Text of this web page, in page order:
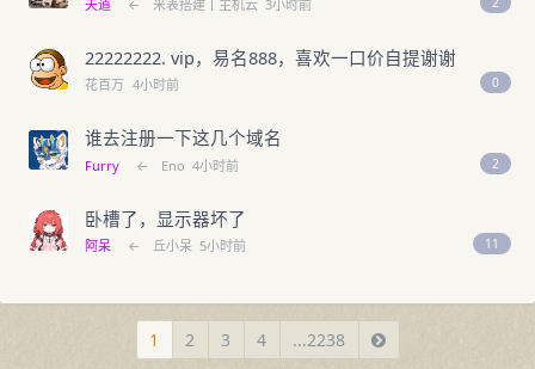
天道 ← 米表搭建丨主机云 3小时前
22222222. vip，易名888，喜欢一口价自提谢谢
花百万 4小时前 0
谁去注册一下这几个域名
Furry ← Eno 4小时前 2
卧槽了，显示器坏了
阿呆 ← 丘小呆 5小时前 11
1 2 3 4 ...2238